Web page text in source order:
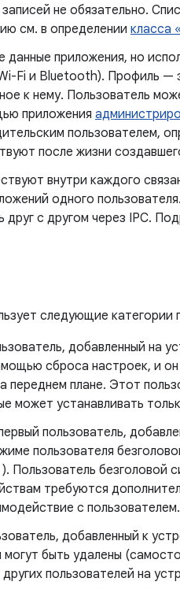
не обязательно.
см. в определении класса
приложения, но
Fi и Bluetooth). Профиль —
к нему. Пользователь
приложения
пользователем,
после жизни
внутри каждого
одного
друг с другом через IPC.
следующие категории
добавленный на
сброса настроек, и
переднем плане. Этот
может устанавливать
пользователь,
пользователя
). Пользователь безголовой
требуются
с пользователем.
добавленный к
быть удалены
пользователей на